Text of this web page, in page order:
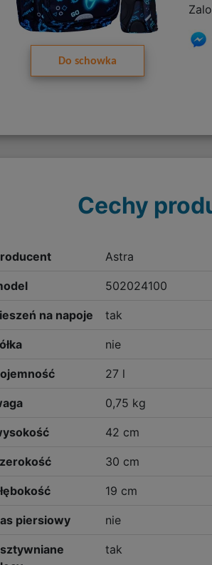
Do schowka
Cechy
Astra
502024100
na napoje tak
nie
27 l
0,75 kg
42 cm
30 cm
19 cm
piersiowy nie
tak